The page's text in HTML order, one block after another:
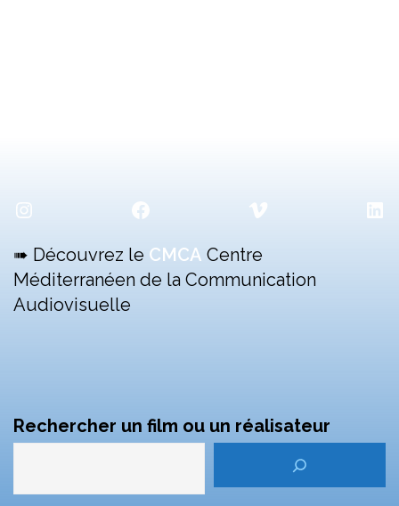
Instagram Facebook Vimeo
➠ Découvrez le CMCA Centre
Méditerranéen de la Communication
Audiovisuelle
Rechercher un film ou un réalisateur